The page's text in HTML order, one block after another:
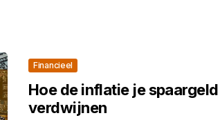
Financieel
Hoe de inflatie je
verdwijnen